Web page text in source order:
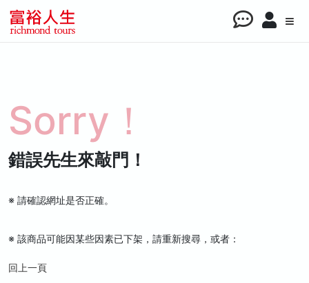
Sorry！
錯誤先生來敲門！
※ 請確認網址是否正確。
※ 該商品可能因某些因素已下架，請重新搜尋，或者：
回上一頁